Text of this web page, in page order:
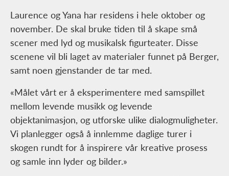
Laurence og Yana har residens i hele oktober og
november. De skal bruke tiden til å skape små
scener med lyd og musikalsk figurteater. Disse
scenene vil bli laget av materialer funnet på Berger,
samt noen gjenstander de tar med.
«Målet vårt er å eksperimentere med samspillet
mellom levende musikk og levende
objektanimasjon, og utforske ulike dialogmuligheter.
Vi planlegger også å innlemme daglige turer i
skogen rundt for å inspirere vår kreative prosess
og samle inn lyder og bilder.»